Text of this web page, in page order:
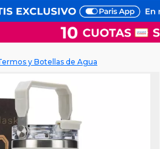
y Botellas de Agua